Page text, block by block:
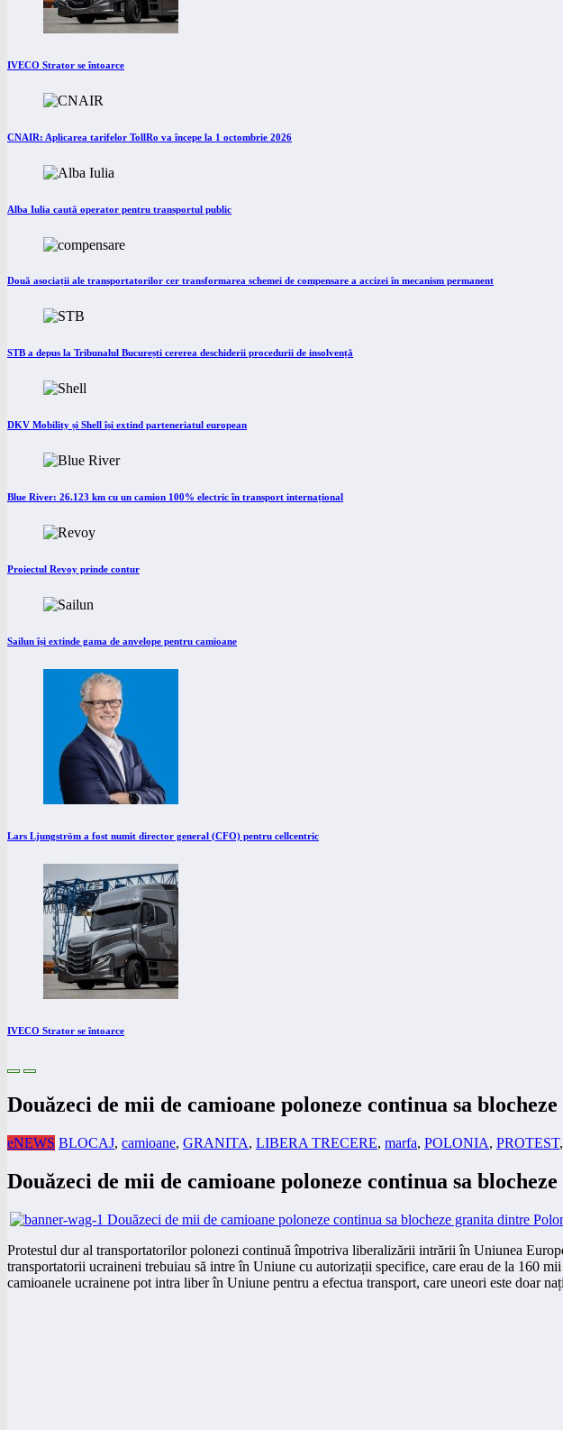
IVECO Strator se întoarce
CNAIR: Aplicarea tarifelor TollRo va începe la 1 octombrie 2026
Alba Iulia caută operator pentru transportul public
Două asociații ale transportatorilor cer transformarea schemei de compensare a accizei în mecanism permanent
STB a depus la Tribunalul București cererea deschiderii procedurii de insolvență
DKV Mobility și Shell își extind parteneriatul european
Blue River: 26.123 km cu un camion 100% electric în transport internațional
Proiectul Revoy prinde contur
Sailun își extinde gama de anvelope pentru camioane
Lars Ljungström a fost numit director general (CFO) pentru cellcentric
IVECO Strator se întoarce
Douăzeci de mii de camioane poloneze continua sa
eNEWS BLOCAJ, camioane, GRANITA, LIBERA TRECERE, marfa, POLONIA, PROTEST,
Douăzeci de mii de camioane poloneze continua sa
Protestul dur al transportatorilor polonezi continuă împotriva liberalizării intrării în Uniunea
transportatorii ucraineni trebuiau să intre în Uniune cu autorizații specifice, care erau de la 160
camioanele ucrainene pot intra liber în Uniune pentru a efectua transport, care uneori este doar